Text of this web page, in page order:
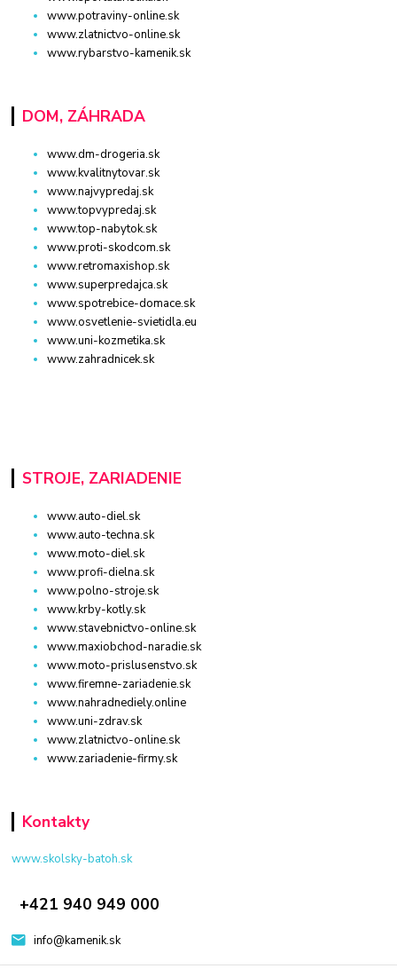
www.potraviny-online.sk
www.zlatnictvo-online.sk
www.rybarstvo-kamenik.sk
DOM, ZÁHRADA
www.dm-drogeria.sk
www.kvalitnytovar.sk
www.najvypredaj.sk
www.topvypredaj.sk
www.top-nabytok.sk
www.proti-skodcom.sk
www.retromaxishop.sk
www.superpredajca.sk
www.spotrebice-domace.sk
www.osvetlenie-svietidla.eu
www.uni-kozmetika.sk
www.zahradnicek.sk
STROJE, ZARIADENIE
www.auto-diel.sk
www.auto-techna.sk
www.moto-diel.sk
www.profi-dielna.sk
www.polno-stroje.sk
www.krby-kotly.sk
www.stavebnictvo-online.sk
www.maxiobchod-naradie.sk
www.moto-prislusenstvo.sk
www.firemne-zariadenie.sk
www.nahradnediely.online
www.uni-zdrav.sk
www.zlatnictvo-online.sk
www.zariadenie-firmy.sk
Kontakty
www.skolsky-batoh.sk
+421 940 949 000
info@kamenik.sk